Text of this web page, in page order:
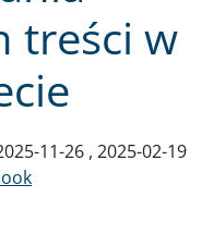
treści w
11-26 2025-02-19